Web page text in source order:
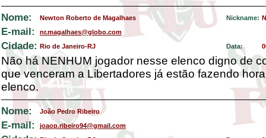
Nome: Newton Roberto de Magalhaes Nickname:
E-mail: nr.magalhaes@globo.com
Cidade: Rio de Janeiro-RJ Data:
Não há NENHUM jogador nesse elenco digno de
que venceram a Libertadores já estão fazendo
elenco.
Nome: João Pedro Ribeiro
E-mail: joaop.ribeiro94@gmail.com